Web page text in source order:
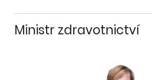
Ministr zdravotnictví